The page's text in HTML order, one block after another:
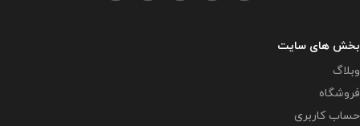
بخش های سایت
وبلاگ
فروشگاه
حساب کاربری